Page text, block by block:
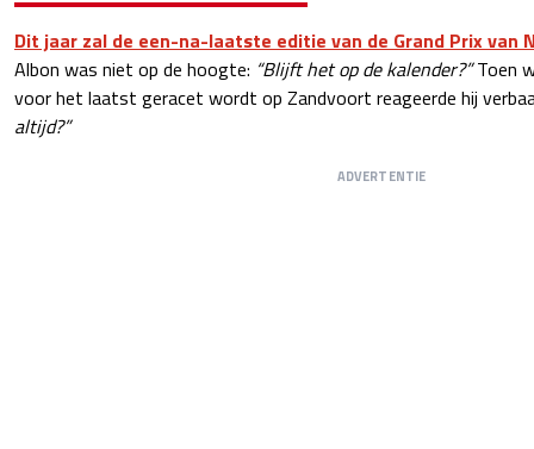
Dit jaar zal de een-na-laatste editie van de Grand Prix van
Albon was niet op de hoogte: “Blijft het op de kalender?”Toen
voor het laatst geracet wordt op Zandvoort reageerde hij
altijd?”
ADVERTENTIE